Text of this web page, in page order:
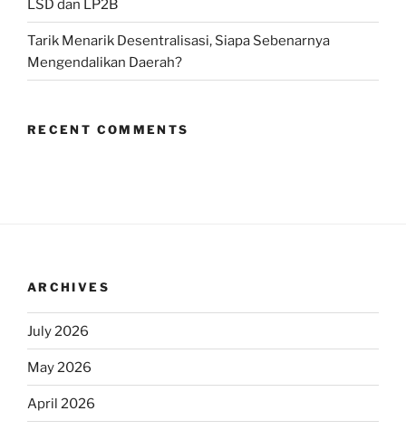
LSD dan LP2B
Tarik Menarik Desentralisasi, Siapa Sebenarnya
Mengendalikan Daerah?
RECENT COMMENTS
ARCHIVES
July 2026
May 2026
April 2026